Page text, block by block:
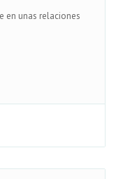
en unas relaciones